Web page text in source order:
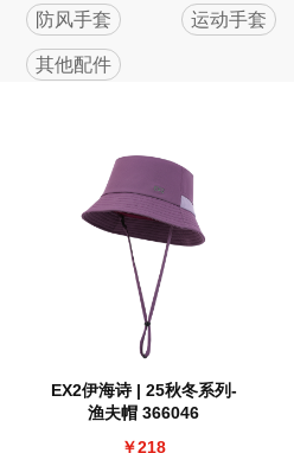
防风手套 运动手套
其他配件
EX2伊海诗 | 25秋冬系列-
渔夫帽 366046
￥218